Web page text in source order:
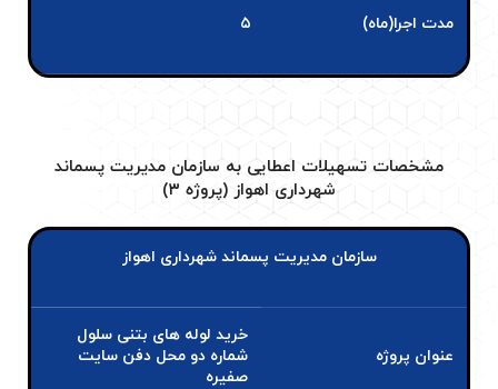
مدت اجرا(ماه) ۵
مشخصات تسهیلات اعطایی به سازمان مدیریت پسماند
شهرداری اهواز (پروژه ۳)
سازمان مدیریت پسماند شهرداری اهواز
عنوان پروژه
خرید لوله های بتنی سلول
شماره دو محل دفن سایت
صفیره